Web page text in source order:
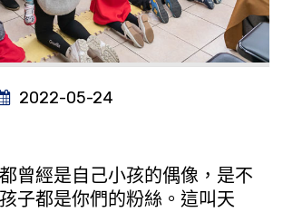
2022-05-24
曾經是自己小孩的偶像，是不
子都是你們的粉絲。這叫天